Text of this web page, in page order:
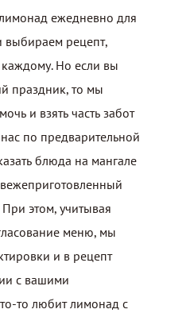
ежедневно для
выбираем рецепт,
Но если вы
праздник, то мы
и взять часть забот
по предварительной
блюда на мангале
этом, учитывая
меню, мы
и в рецепт
с вашими
то любит лимонад с